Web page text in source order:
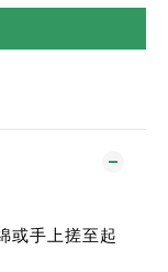
或手上搓至起